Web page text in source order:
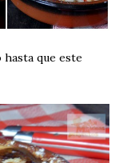
que este